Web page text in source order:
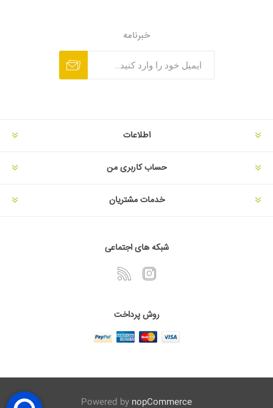
خبرنامه
اطلاعات
حساب کاربری من
خدمات مشتریان
شبکه های اجتماعی
روش پرداخت
Powered by nopCommerce